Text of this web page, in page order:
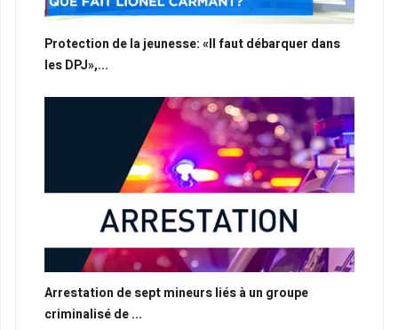
Protection de la jeunesse: «Il faut débarquer dans
les DPJ»,...
Arrestation de sept mineurs liés à un groupe
criminalisé de ...